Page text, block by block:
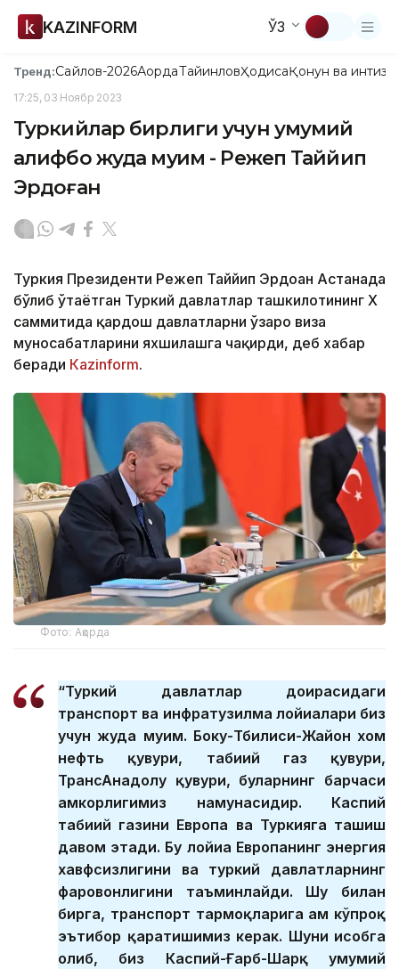
KAZINFORM ЎЗ
Тренд:Сайлов-2026АқордаТайинловҲодисаҚонун ва
17:25, 03 Ноябр 2023
Туркийлар бирлиги учун умумий
алифбо жуда муҳим - Режеп Таййип
Эрдоған
Туркия Президенти Режеп Таййип Эрдоған Астанада
бўлиб ўтаётган Туркий давлатлар ташкилотининг X
саммитида қардош давлатларни ўзаро виза
муносабатларини яхшилашга чақирди, деб хабар
беради Каzinform.
Фото: Ақорда
“Туркий давлатлар доирасидаги
транспорт ва инфратузилма лойиҳалари биз
учун жуда муҳим. Боку-Тбилиси-Жайҳон хом
нефть қувури, табиий газ қувури,
ТрансАнадолу қувури, буларнинг барчаси
ҳамкорлигимиз намунасидир. Каспий
табиий газини Европа ва Туркияга ташиш
давом этади. Бу лойиҳа Европанинг энергия
хавфсизлигини ва туркий давлатларнинг
фаровонлигини таъминлайди. Шу билан
бирга, транспорт тармоқларига ҳам кўпроқ
эътибор қаратишимиз керак. Шуни ҳисобга
олиб, биз Каспий-Ғарб-Шарқ умумий